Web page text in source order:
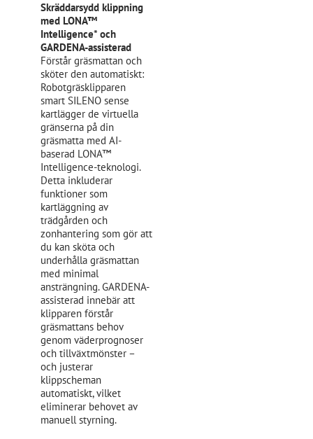
Skräddarsydd klippning
med LONA™
Intelligence* och
GARDENA-assisterad
Förstår gräsmattan och
sköter den automatiskt:
Robotgräsklipparen
smart SILENO sense
kartlägger de virtuella
gränserna på din
gräsmatta med AI-
baserad LONA™
Intelligence-teknologi.
Detta inkluderar
funktioner som
kartläggning av
trädgården och
zonhantering som gör att
du kan sköta och
underhålla gräsmattan
med minimal
ansträngning. GARDENA-
assisterad innebär att
klipparen förstår
gräsmattans behov
genom väderprognoser
och tillväxtmönster –
och justerar
klippscheman
automatiskt, vilket
eliminerar behovet av
manuell styrning.